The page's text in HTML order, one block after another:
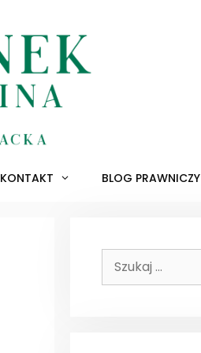
KONTAKT BLOG PRAWNICZY